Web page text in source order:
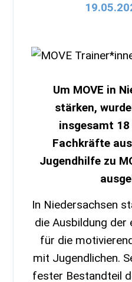
Um MOVE in
stärken,
insgesamt
Fachkräfte
Jugendhilfe zu
In Niedersachsen
die Ausbildung der
für die
mit Jugendlichen.
fester Bestandteil